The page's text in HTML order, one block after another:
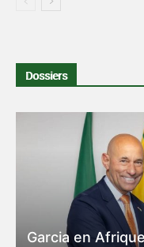
Dossiers
Garcia en